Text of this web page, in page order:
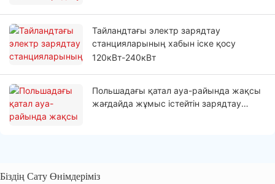
Тайландтағы электр зарядтау
станцияларының хабын іске қосу
120кВт-240кВт
Польшадағы қатал ауа-райында жақсы
жағдайда жұмыс істейтін зарядтау
Біздің Сату Өнімдеріміз